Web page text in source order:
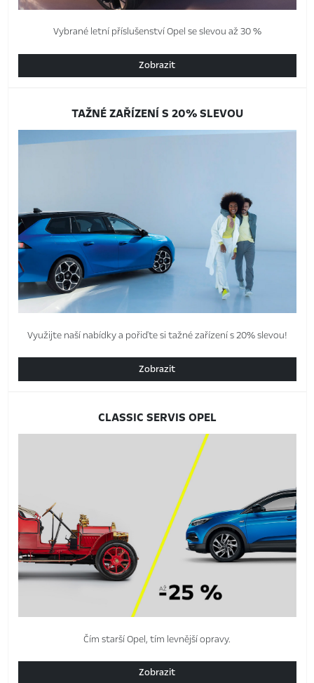
Vybrané letní příslušenství Opel se slevou až 30 %
Zobrazit
TAŽNÉ ZAŘÍZENÍ S 20% SLEVOU
Využijte naší nabídky a pořiďte si tažné zařízení s 20% slevou!
Zobrazit
CLASSIC SERVIS OPEL
Čím starší Opel, tím levnější opravy.
Zobrazit